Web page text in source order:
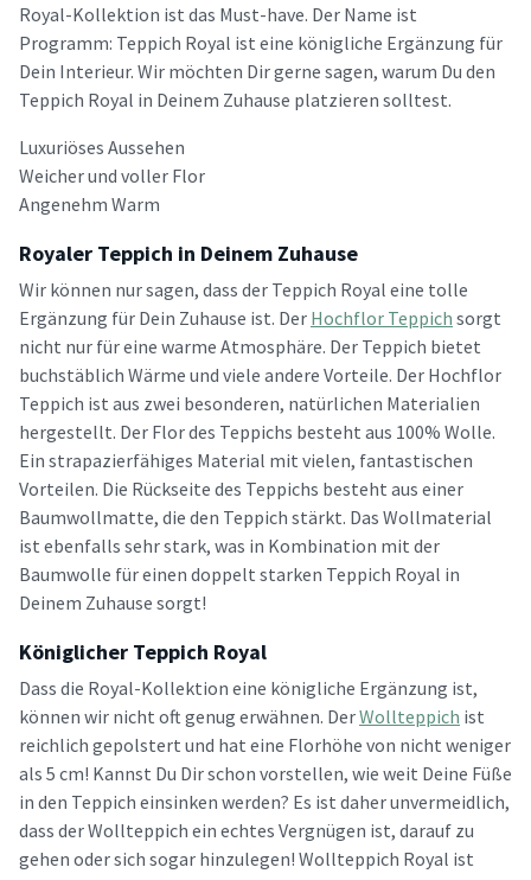
Royal-Kollektion ist das Must-have. Der Name ist
Programm: Teppich Royal ist eine königliche Ergänzung für
Dein Interieur. Wir möchten Dir gerne sagen, warum Du den
Teppich Royal in Deinem Zuhause platzieren solltest.
Luxuriöses Aussehen
Weicher und voller Flor
Angenehm Warm
Royaler Teppich in Deinem Zuhause
Wir können nur sagen, dass der Teppich Royal eine tolle
Ergänzung für Dein Zuhause ist. Der Hochflor Teppich sorgt
nicht nur für eine warme Atmosphäre. Der Teppich bietet
buchstäblich Wärme und viele andere Vorteile. Der Hochflor
Teppich ist aus zwei besonderen, natürlichen Materialien
hergestellt. Der Flor des Teppichs besteht aus 100% Wolle.
Ein strapazierfähiges Material mit vielen, fantastischen
Vorteilen. Die Rückseite des Teppichs besteht aus einer
Baumwollmatte, die den Teppich stärkt. Das Wollmaterial
ist ebenfalls sehr stark, was in Kombination mit der
Baumwolle für einen doppelt starken Teppich Royal in
Deinem Zuhause sorgt!
Königlicher Teppich Royal
Dass die Royal-Kollektion eine königliche Ergänzung ist,
können wir nicht oft genug erwähnen. DerWollteppich ist
reichlich gepolstert und hat eine Florhöhe von nicht weniger
als 5 cm! Kannst Du Dir schon vorstellen, wie weit Deine Füße
in den Teppich einsinken werden? Es ist daher unvermeidlich,
dass der Wollteppich ein echtes Vergnügen ist, darauf zu
gehen oder sich sogar hinzulegen! Wollteppich Royal ist